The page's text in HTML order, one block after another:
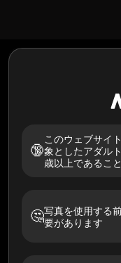
🔞
このウェブサイ
象としたアダル
歳以上であるこ
🤔写真を使用する
要があります